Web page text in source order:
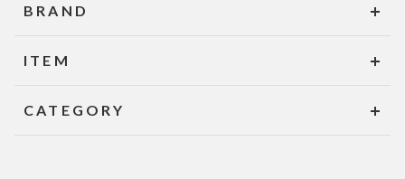
BRAND
ITEM
CATEGORY